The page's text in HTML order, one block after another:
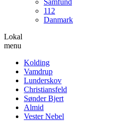
112
Danmark
Lokal
menu
Kolding
Vamdrup
Lunderskov
Christiansfeld
Sønder Bjert
Almid
Vester Nebel